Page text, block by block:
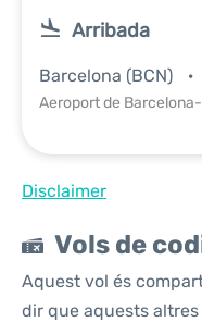
Arribada
Barcelona (BCN)
Aeroport de
Disclaimer
Vols de
Aquest vol és
dir que aquests